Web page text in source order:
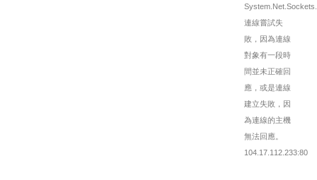
連線嘗試失
敗，因為連線
對象有一段時
間並未正確回
應，或是連線
建立失敗，因
為連線的主機
無法回應。
104.17.112.233:80